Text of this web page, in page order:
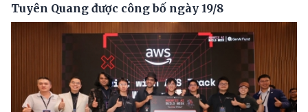
Tuyên Quang được công bố ngày 19/8